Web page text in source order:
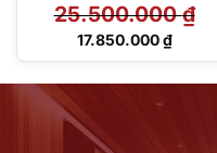
25.500.000₫
Giá
17.850.000₫
Giá